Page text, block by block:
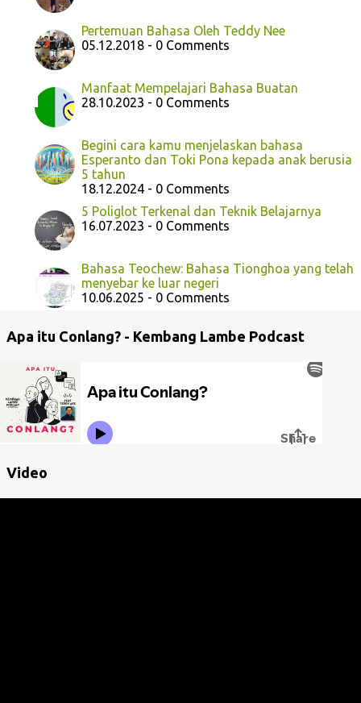
Pertemuan Bahasa Oleh Teddy Nee
05.12.2018 - 0 Comments
Manfaat Mempelajari Bahasa Buatan
28.10.2023 - 0 Comments
Begini cara kamu menjelaskan bahasa
Esperanto dan Toki Pona kepada anak berusia
5 tahun
18.12.2024 - 0 Comments
5 Poliglot Terkenal dan Teknik Belajarnya
16.07.2023 - 0 Comments
Bahasa Teochew: Bahasa Tionghoa yang telah
menyebar ke luar negeri
10.06.2025 - 0 Comments
Apa itu Conlang? - Kembang Lambe Podcast
Video